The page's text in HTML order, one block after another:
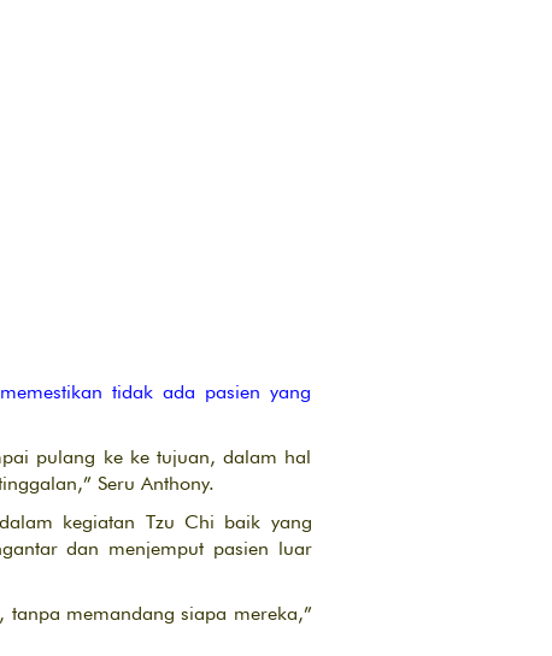
tidak ada pasien yang
pulang ke ke tujuan, dalam hal
Seru Anthony.
kegiatan Tzu Chi baik yang
dan menjemput pasien luar
tanpa memandang siapa mereka,”